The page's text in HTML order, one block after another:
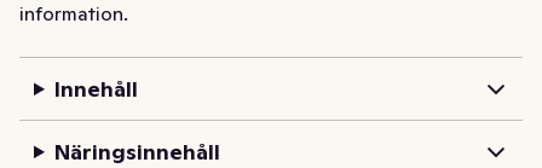
information.
Innehåll
Näringsinnehåll